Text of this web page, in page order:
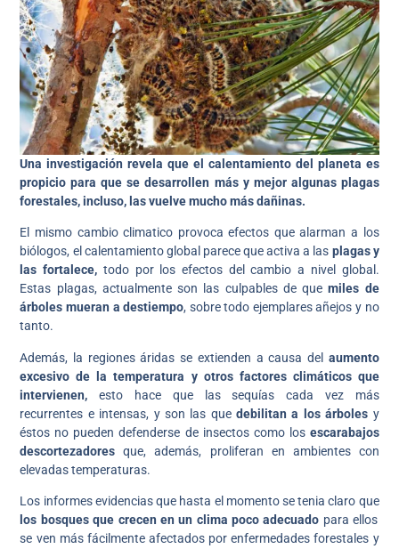
Una investigación revela que el calentamiento del planeta es
propicio para que se desarrollen más y mejor algunas plagas
forestales, incluso, las vuelve mucho más dañinas.
El mismo cambio climatico provoca efectos que alarman a los
biólogos, el calentamiento global parece que activa a las plagas y
las fortalece, todo por los efectos del cambio a nivel global.
Estas plagas, actualmente son las culpables de quemiles de
árboles mueran a destiempo, sobre todo ejemplares añejos y no
tanto.
Además, la regiones áridas se extienden a causa del aumento
excesivo de la temperatura y otros factores climáticos que
intervienen, esto hace que las sequías cada vez más
recurrentes e intensas, y son las quedebilitan a los árboles y
éstos no pueden defenderse de insectos como los escarabajos
descortezadores que, además, proliferan en ambientes con
elevadas temperaturas.
Los informes evidencias que hasta el momento se tenia claro que
los bosques que crecen en un clima poco adecuado para ellos
se ven más fácilmente afectados por enfermedades forestales y